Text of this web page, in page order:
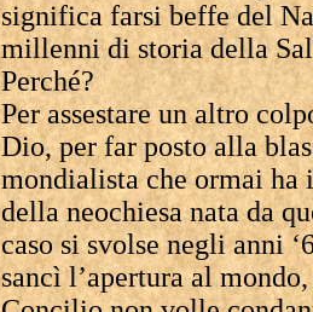
significa farsi beffe del
millenni di storia della
Perché?
Per assestare un altro
Dio, per far posto alla
mondialista che ormai ha
della neochiesa nata da
caso si svolse negli anni
sancì l’apertura al